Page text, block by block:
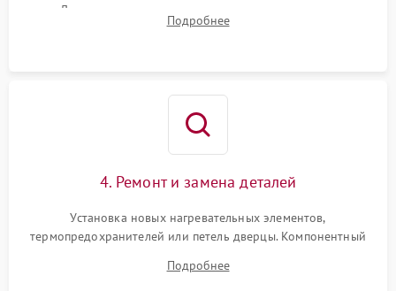
Диагностика термостата, датчиков температуры,
переключателя режимов и мотора конвекции.
Подробнее
4. Ремонт и замена деталей
Установка новых нагревательных элементов,
термопредохранителей или петель дверцы. Компонентный
выгоревших реле, восстановление контактов и замена
Подробнее